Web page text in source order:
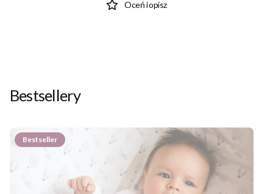
Oceń i opisz
Bestsellery
Bestseller